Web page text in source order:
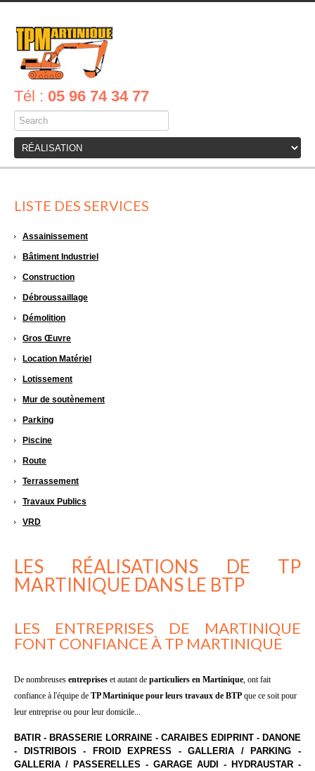
Tél : 05 96 74 34 77
LISTE DES SERVICES
Assainissement
Bâtiment Industriel
Construction
Débroussaillage
Démolition
Gros Œuvre
Location Matériel
Lotissement
Mur de soutènement
Parking
Piscine
Route
Terrassement
Travaux Publics
VRD
LES RÉALISATIONS DE TP
MARTINIQUE DANS LE BTP
LES ENTREPRISES DE MARTINIQUE
FONT CONFIANCE À TP MARTINIQUE
De nombreuses entreprises et autant de particuliers en Martinique , ont fait
confiance à l'équipe de TP Martinique pour leurs travaux de BTP que ce soit pour
leur entreprise ou pour leur domicile.
BATIR - BRASSERIE LORRAINE - CARAIBES EDIPRINT - DANONE
- DISTRIBOIS - FROID EXPRESS - GALLERIA / PARKING -
GALLERIA / PASSERELLES - GARAGE AUDI - HYDRAUSTAR -